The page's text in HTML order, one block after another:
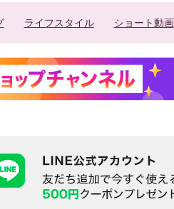
ライフスタイル ショート動画